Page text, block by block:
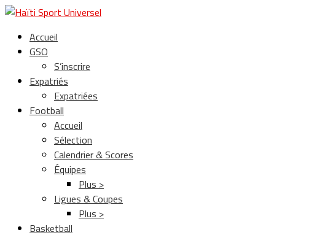
Accueil
GSO
S’inscrire
Expatriés
Expatriées
Football
Accueil
Sélection
Calendrier & Scores
Équipes
Plus >
Ligues & Coupes
Plus >
Basketball